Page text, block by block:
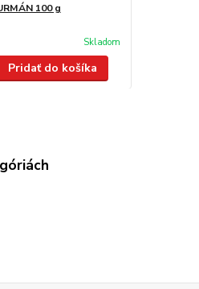
100 g
Skladom
Pridať do košíka